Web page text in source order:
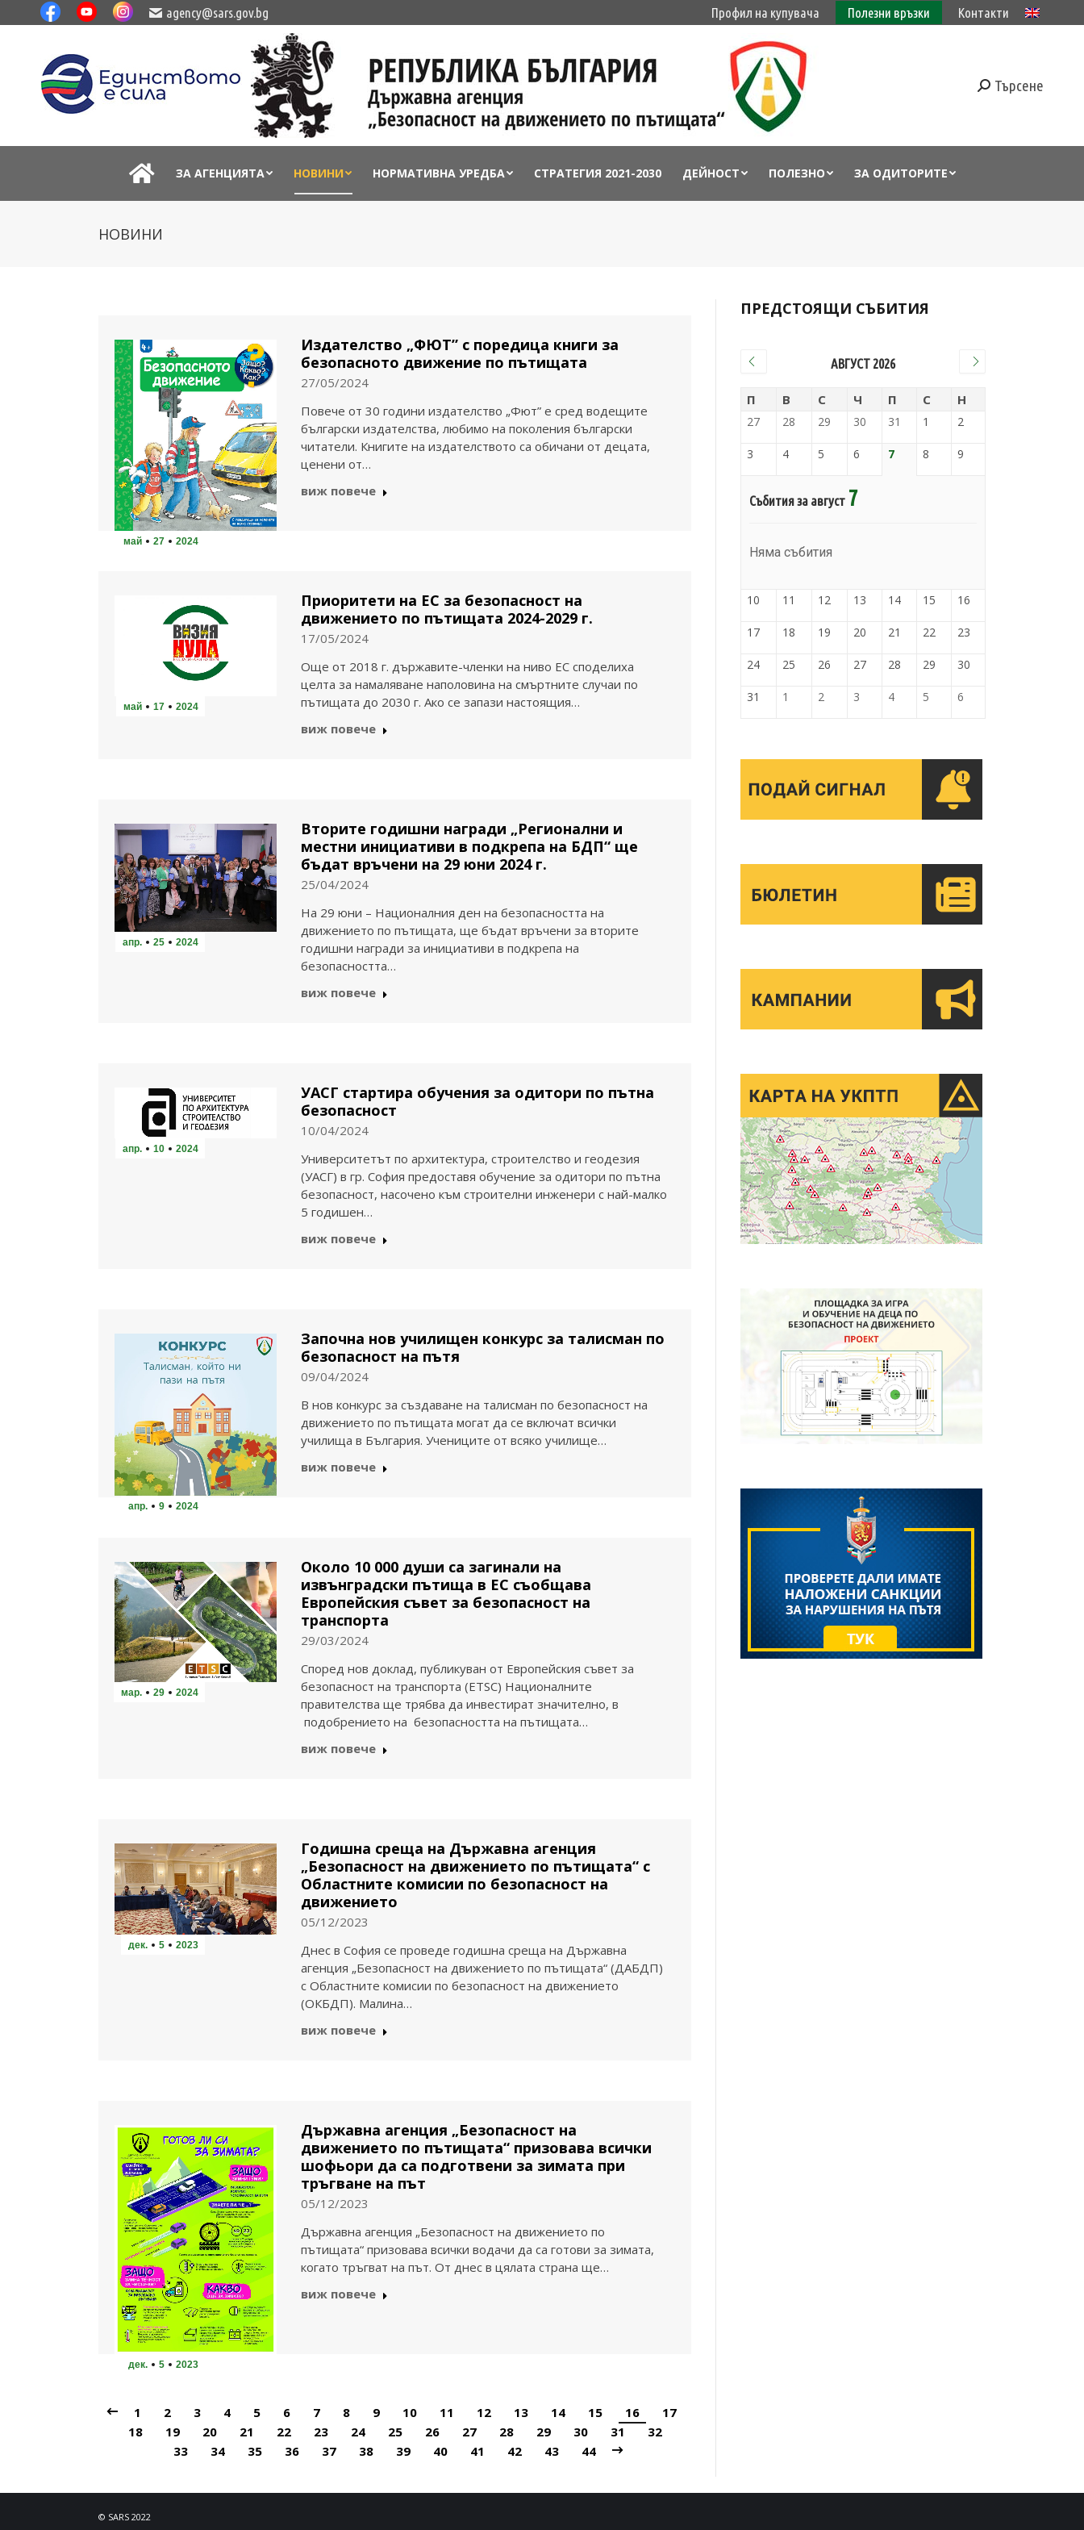
agency@sars.gov.bg Профил на купувача Полезни връзки Контакти
Търсене
ЗА АГЕНЦИЯТА НОВИНИ НОРМАТИВНА УРЕДБА СТРАТЕГИЯ 2021-2030 ДЕЙНОСТ ПОЛЕЗНО ЗА ОДИТОРИТЕ
НОВИНИ
май 27 2024
Издателство „ФЮТ” с поредица книги за
безопасното движение по пътищата
27/05/2024
Повече от 30 години издателство „Фют” е сред водещите
български издателства, любимо на поколения български
читатели. Книгите на издателството са обичани от децата,
ценени от…
виж повече
май 17 2024
Приоритети на ЕС за безопасност на
движението по пътищата 2024-2029 г.
17/05/2024
Още от 2018 г. държавите-членки на ниво ЕС споделиха
целта за намаляване наполовина на смъртните случаи по
пътищата до 2030 г. Ако се запази настоящия…
виж повече
апр. 25 2024
Вторите годишни награди „Регионални и
местни инициативи в подкрепа на БДП“ ще
бъдат връчени на 29 юни 2024 г.
25/04/2024
На 29 юни – Националния ден на безопасността на
движението по пътищата, ще бъдат връчени за вторите
годишни награди за инициативи в подкрепа на
безопасността…
виж повече
апр. 10 2024
УАСГ стартира обучения за одитори по пътна
безопасност
10/04/2024
Университетът по архитектура, строителство и геодезия
(УАСГ) в гр. София предоставя обучение за одитори по пътна
безопасност, насочено към строителни инженери с най-малко
5 годишен…
виж повече
апр. 9 2024
Започна нов училищен конкурс за талисман по
безопасност на пътя
09/04/2024
В нов конкурс за създаване на талисман по безопасност на
движението по пътищата могат да се включат всички
училища в България. Учениците от всяко училище…
виж повече
мар. 29 2024
Около 10 000 души са загинали на
извънградски пътища в ЕС съобщава
Европейския съвет за безопасност на
транспорта
29/03/2024
Според нов доклад, публикуван от Европейския съвет за
безопасност на транспорта (ETSC) Националните
правителства ще трябва да инвестират значително, в
подобрението на безопасността на пътищата…
виж повече
дек. 5 2023
Годишна среща на Държавна агенция
„Безопасност на движението по пътищата“ с
Областните комисии по безопасност на
движението
05/12/2023
Днес в София се проведе годишна среща на Държавна
агенция „Безопасност на движението по пътищата“ (ДАБДП)
с Областните комисии по безопасност на движението
(ОКБДП). Малина…
виж повече
дек. 5 2023
Държавна агенция „Безопасност на
движението по пътищата“ призовава всички
шофьори да са подготвени за зимата при
тръгване на път
05/12/2023
Държавна агенция „Безопасност на движението по
пътищата“ призовава всички водачи да са готови за зимата,
когато тръгват на път. От днес в цялата страна ще…
виж повече
1 2 3 4 5 6 7 8 9 10 11 12 13 14 15 16
17
18
19 20 21 22 23 24 25 26 27 28 29 30 31
32
33
34 35 36 37 38 39 40 41 42 43 44
ПРЕДСТОЯЩИ СЪБИТИЯ
АВГУСТ 2026
П В С Ч П С Н
27 28 29 30 31 1 2
3 4 5 6 7 8 9
Събития за август 7
Няма събития
10 11 12 13 14 15 16
17 18 19 20 21 22 23
24 25 26 27 28 29 30
31 1 2 3 4 5 6
© SARS 2022